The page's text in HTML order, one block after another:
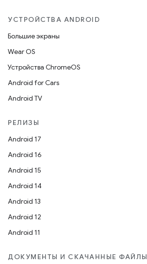
УСТРОЙСТВА ANDROID
Большие экраны
Wear OS
Устройства ChromeOS
Android for Cars
Android TV
РЕЛИЗЫ
Android 17
Android 16
Android 15
Android 14
Android 13
Android 12
Android 11
ДОКУМЕНТЫ И СКАЧАННЫЕ ФАЙЛЫ